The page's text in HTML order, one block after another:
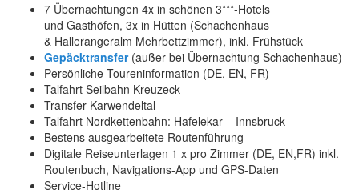
7 Übernachtungen 4x in schönen 3***-Hotels
und Gasthöfen, 3x in Hütten (Schachenhaus
& Hallerangeralm Mehrbettzimmer), inkl. Frühstück
Gepäcktransfer(außer bei Übernachtung Schachenhaus)
Persönliche Toureninformation (DE, EN, FR)
Talfahrt Seilbahn Kreuzeck
Transfer Karwendeltal
Talfahrt Nordkettenbahn: Hafelekar – Innsbruck
Bestens ausgearbeitete Routenführung
Digitale Reiseunterlagen 1 x pro Zimmer (DE, EN,FR) inkl.
Routenbuch, Navigations-App und GPS-Daten
Service-Hotline